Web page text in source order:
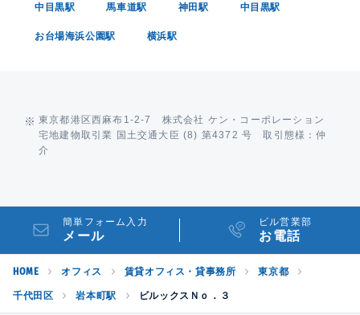
中目黒駅 馬車道駅 神田駅 中目黒駅
お台場海浜公園駅 横浜駅
東京都港区西麻布1-2-7 株式会社 ケン・コーポレーション
宅地建物取引業 国土交通大臣 (8) 第4372 号 取引態様：仲
介
簡単フォーム入力
メール
ビル営業部
お電話
HOME オフィス 賃貸オフィス・貸事務所 東京都
千代田区 岩本町駅 ビルックスＮｏ．３